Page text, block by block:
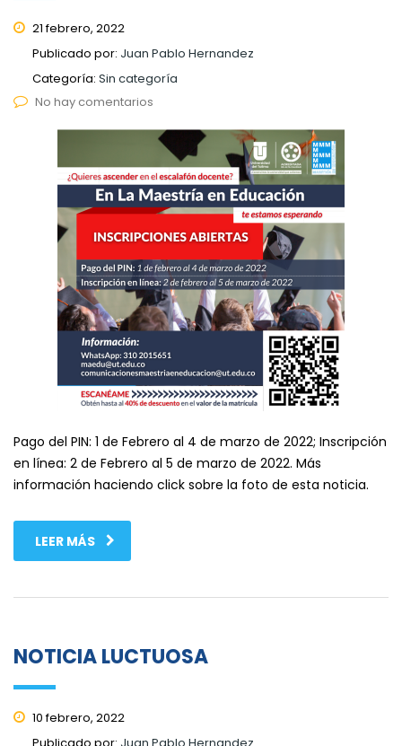
21 febrero, 2022
Publicado por: Juan Pablo Hernandez
Categoría: Sin categoría
No hay comentarios
Pago del PIN: 1 de Febrero al 4 de marzo de 2022; Inscripción
en línea: 2 de Febrero al 5 de marzo de 2022. Más
información haciendo click sobre la foto de esta noticia.
LEER MÁS
NOTICIA LUCTUOSA
10 febrero, 2022